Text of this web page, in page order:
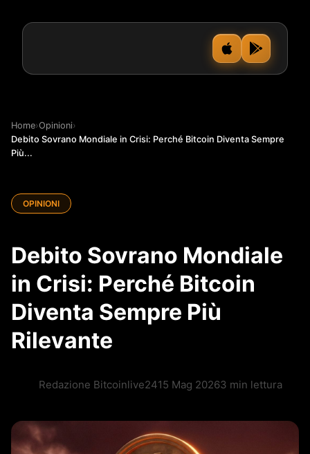
Home›Opinioni›
Debito Sovrano Mondiale in Crisi: Perché Bitcoin Diventa Sempre
Più...
OPINIONI
Debito Sovrano Mondiale
in Crisi: Perché Bitcoin
Diventa Sempre Più
Rilevante
Redazione Bitcoinlive2415 Mag 20263 min lettura